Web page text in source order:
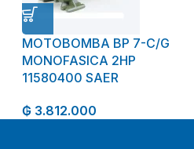
MOTOBOMBA BP 7-C/G
MONOFASICA 2HP
11580400 SAER
₲ 3.812.000